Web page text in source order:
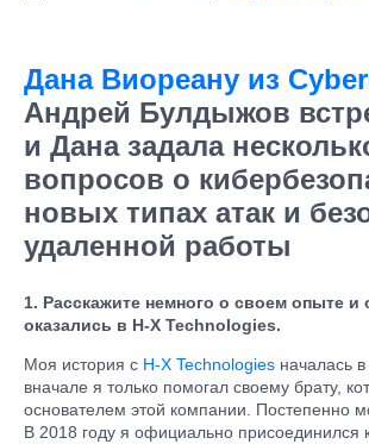
Дана Виореану из
Андрей Булдыжов
и Дана задала
вопросов о
новых типах атак и
удаленной работы
1. Расскажите немного о своем опыте и
оказались в H-X Technologies.
Моя история с H-X Technologies началась
вначале я только помогал своему брату,
основателем этой компании. Постепенно
В 2018 году я официально присоединился